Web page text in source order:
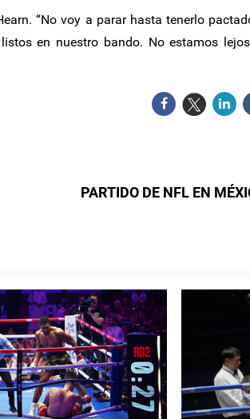
“No voy a parar hasta tenerlo
en nuestro bando. No estamos
PARTIDO DE NFL EN